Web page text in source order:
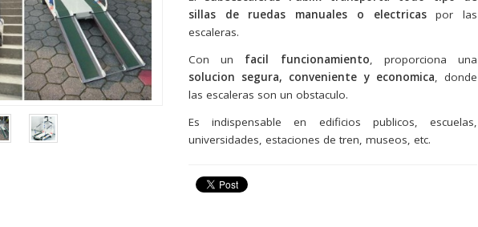
sillas de ruedas manuales o electricaspor las
escaleras.
Con un facil funcionamiento, proporciona una
solucion segura, conveniente y economica, donde
las escaleras son un obstaculo.
Es indispensable en edificios publicos, escuelas,
universidades, estaciones de tren, museos, etc.